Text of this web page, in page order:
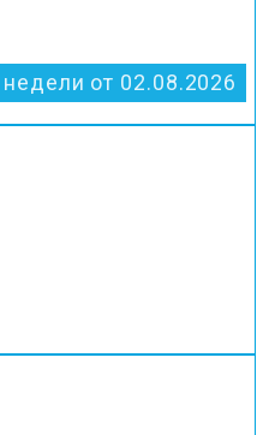
от 02.08.2026